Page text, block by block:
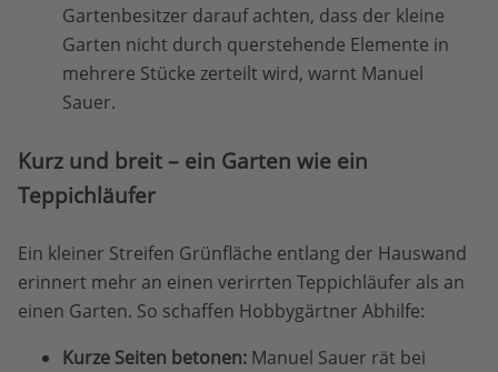
Gartenbesitzer darauf achten, dass der kleine
Garten nicht durch querstehende Elemente in
mehrere Stücke zerteilt wird, warnt Manuel
Sauer.
Kurz und breit – ein Garten wie ein
Teppichläufer
Ein kleiner Streifen Grünfläche entlang der Hauswand
erinnert mehr an einen verirrten Teppichläufer als an
einen Garten. So schaffen Hobbygärtner Abhilfe:
Kurze Seiten betonen: Manuel Sauer rät bei